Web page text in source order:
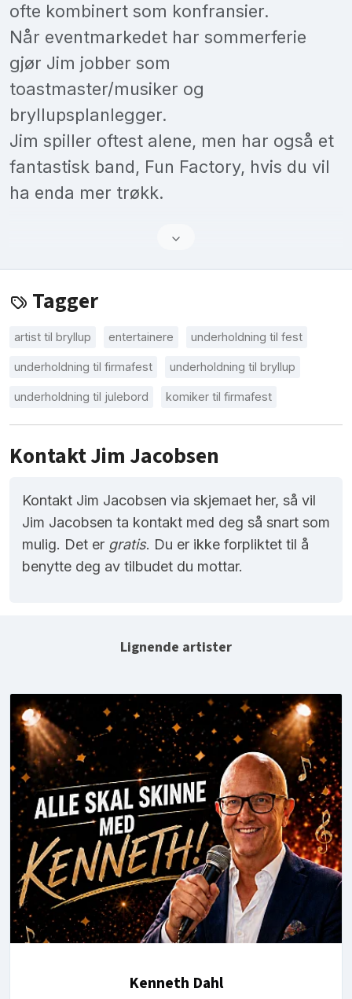
ofte kombinert som konfransier.
Når eventmarkedet har sommerferie
gjør Jim jobber som
toastmaster/musiker og
bryllupsplanlegger.
Jim spiller oftest alene, men har også et
fantastisk band, Fun Factory, hvis du vil
ha enda mer trøkk.
Tagger
artist til bryllup entertainere underholdning til fest
underholdning til firmafest underholdning til bryllup
underholdning til julebord komiker til firmafest
Kontakt Jim Jacobsen
Kontakt Jim Jacobsen via skjemaet her, så vil
Jim Jacobsen ta kontakt med deg så snart som
mulig. Det er gratis. Du er ikke forpliktet til å
benytte deg av tilbudet du mottar.
Lignende artister
Kenneth Dahl